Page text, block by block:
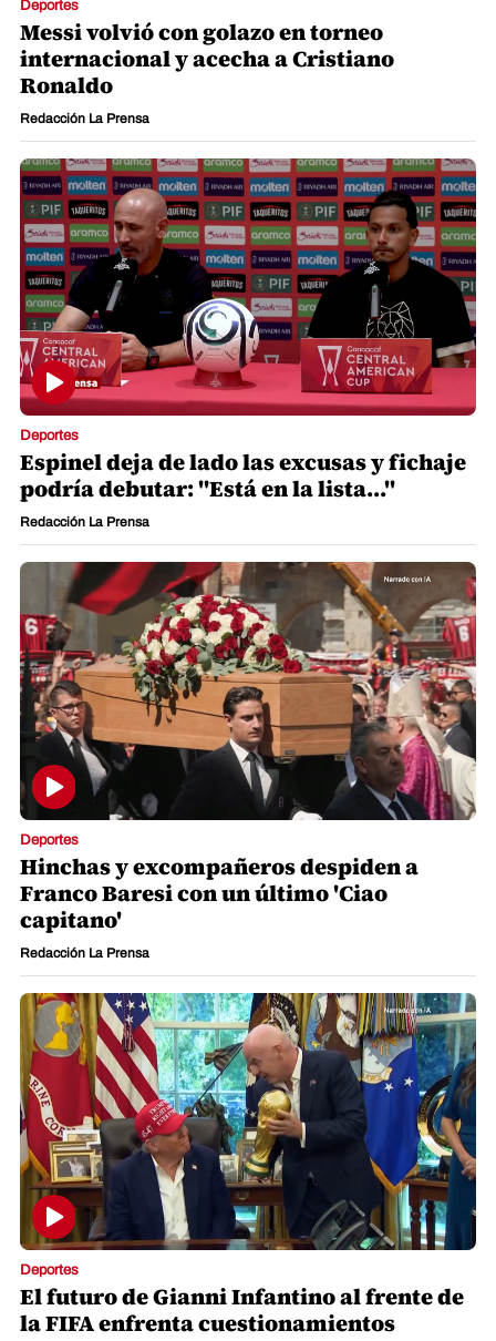
Deportes
Messi volvió con golazo en torneo
internacional y acecha a Cristiano
Ronaldo
Redacción La Prensa
Deportes
Espinel deja de lado las excusas y fichaje
podría debutar: "Está en la lista..."
Redacción La Prensa
Deportes
Hinchas y excompañeros despiden a
Franco Baresi con un último 'Ciao
capitano'
Redacción La Prensa
Deportes
El futuro de Gianni Infantino al frente de
la FIFA enfrenta cuestionamientos